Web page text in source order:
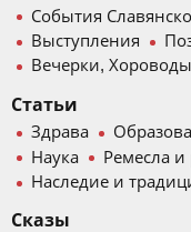
События
Выступления
Вечерки, Хороводы
Статьи
Здрава
Наука
Ремесла и
Наследие и
Сказы